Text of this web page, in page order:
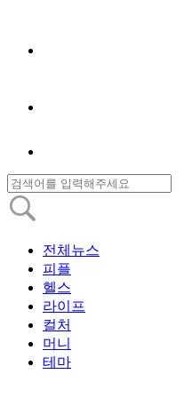
전체뉴스
피플
헬스
라이프
컬처
머니
테마